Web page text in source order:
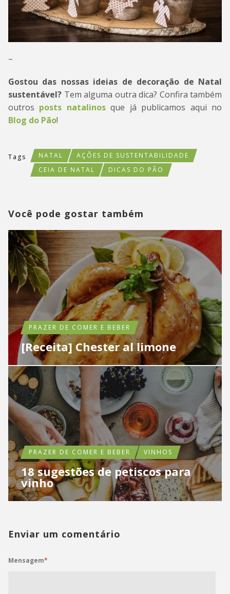
–
Gostou das nossas ideias de decoração de Natal
sustentável? Tem alguma outra dica? Confira também
outros posts natalinosque já publicamos aqui no
Blog do Pão!
Tags NATAL
AÇÕES DE SUSTENTABILIDADE
CEIA DE NATAL
DICAS DO PÃO
Você pode gostar também
PRAZER DE COMER E BEBER
[Receita] Chester al limone
PRAZER DE COMER E BEBER VINHOS
18 sugestões de petiscos para
vinho
Enviar um comentário
Mensagem*